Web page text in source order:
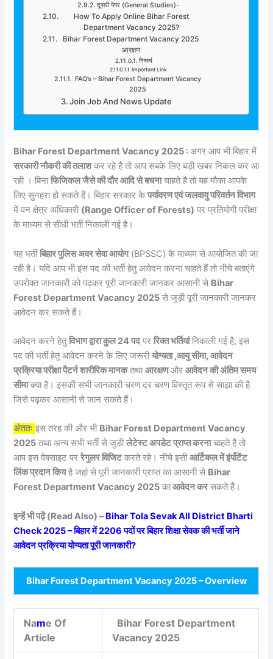
दूसरी पेपर (General Studies)-
How To Apply Online Bihar Forest
Department Vacancy 2025?
Bihar Forest Department Vacancy 2025
आरक्षण
निष्कर्ष
Important Link
FAQ’s – Bihar Forest Department Vacancy
2025
Join Job And News Update
Bihar Forest Department Vacancy 2025 :अगर आप भी बिहार में
सरकारी नौकरी की तलाशकर रहे हैं तो आप सबके लिए बड़ी खबर निकल कर आ
रही । बिनाफिजिकल जैसे की दौर आदि से बचनाचाहते है तो यह मौका आपके
लिए सुनहरा हो सकते हैं। बिहार सरकार केपर्यावरण एवं जलवायु परिवर्तन विभाग
में वन क्षेत्र अधिकारी (Range Officer of Forests) पर प्रतियोगी परीक्षा
के माध्यम से सीधी भर्ती निकाली गई है।
यह भर्तीबिहार पुलिस अवर सेवा आयोग(BPSSC) के माध्यम से आयोजित की जा
रही है। यदि आप भी इस पद की भर्ती हेतु आवेदन करना चाहते हैं तो नीचे बताएंगे
उपरोक्त जानकारी को पढ़कर पूरी जानकारी जानकर आसानी से Bihar
Forest Department Vacancy 2025 से जुड़ी पूरी जानकारी जानकर
आवेदन कर सकते हैं।
आवेदन करने हेतुविभाग द्वारा कुल 24 पदपररिक्त भर्तियांनिकाली गई है, इस
पद की भर्ती हेतु आवेदन करने के लिए जरूरीयोग्यता ,आयु सीमा, आवेदन
प्रक्रिया परीक्षा पैटर्न शारीरिक मानकतथाआरक्षणऔरआवेदन की अंतिम समय
सीमाक्या है। इसकी सभी जानकारी चरण दर चरण विस्तृत रूप से साझा की है
जिसे पढ़कर आसानी से जान सकते हैं।
अंततः इस तरह की और भी Bihar Forest Department Vacancy
2025 तथा अन्य सभी भर्ती से जुड़ीलेटेस्ट अपडेट प्राप्त करनाचाहते हैं तो
आप इस वेबसाइट पररेगुलर विजिटकरते रहे। नीचे इसीआर्टिकल में इंर्पोटेंट
लिंक प्रदान कियहै जहां से पूरी जानकारी प्राप्त का आसानी से Bihar
Forest Department Vacancy 2025 काआवेदन करसकते हैं।
इन्हें भी पढ़ें (Read Also) –Bihar Tola Sevak All District Bharti
Check 2025 – बिहार में 2206 पदों पर बिहार शिक्षा सेवक की भर्ती जाने
आवेदन प्रक्रिया योग्यता पूरी जानकारी?
Bihar Forest Department Vacancy 2025 – Overview
Name Of
Article
Bihar Forest Department
Vacancy 2025